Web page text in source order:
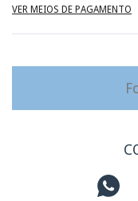
VER MEIOS DE PAGAMENTO